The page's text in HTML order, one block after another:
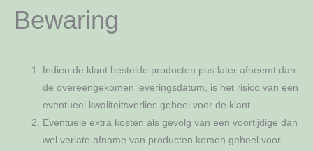
Bewaring
Indien de klant bestelde producten pas later afneemt dan
de overeengekomen leveringsdatum, is het risico van een
eventueel kwaliteitsverlies geheel voor de klant.
Eventuele extra kosten als gevolg van een voortijdige dan
wel verlate afname van producten komen geheel voor